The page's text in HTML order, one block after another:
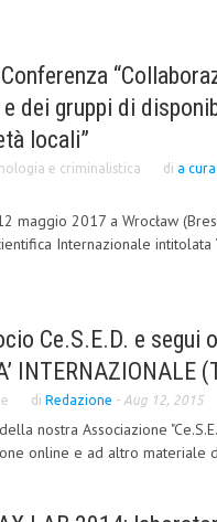
dei gruppi di
locali”
e criminalistica di a
maggio 2017 a Wrocław
Internazionale
Ce.S.E.D. e segui
INTERNAZIONALE
di Redazione - Aug 12, 2015
nostra Associazione
online e ad altro materiale